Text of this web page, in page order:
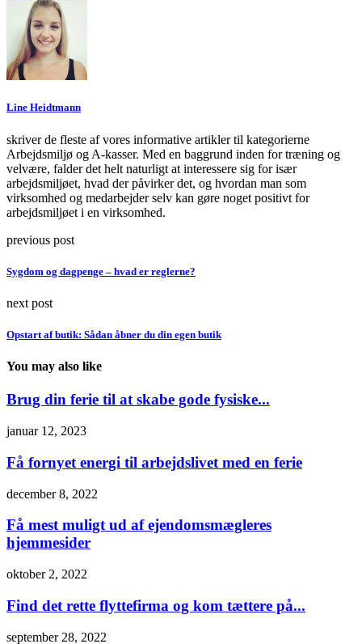
Line Heidtmann
skriver de fleste af vores informative artikler til kategorierne
Arbejdsmiljø og A-kasser. Med en baggrund inden for træning og
velvære, falder det helt naturligt at interessere sig for især
arbejdsmiljøet, hvad der påvirker det, og hvordan man som
virksomhed og medarbejder selv kan gøre noget positivt for
arbejdsmiljøet i en virksomhed.
previous post
Sygdom og dagpenge – hvad er reglerne?
next post
Opstart af butik: Sådan åbner du din egen butik
You may also like
Brug din ferie til at skabe gode fysiske...
januar 12, 2023
Få fornyet energi til arbejdslivet med en ferie
december 8, 2022
Få mest muligt ud af ejendomsmægleres
hjemmesider
oktober 2, 2022
Find det rette flyttefirma og kom tættere på...
september 28, 2022